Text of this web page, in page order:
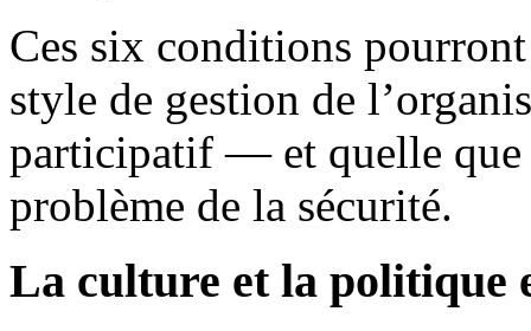
Ces six conditions
style de gestion de
participatif — et quelle que
problème de la sécurité.
La culture et la politique